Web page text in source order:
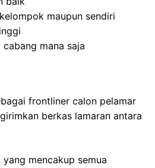
maupun sendiri
mana saja
frontliner calon pelamar
berkas lamaran antara
yang mencakup semua